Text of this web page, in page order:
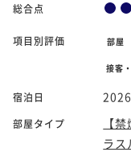
総合点
項目別評価 部屋
接客
宿泊日
部屋タイプ
【
ラス